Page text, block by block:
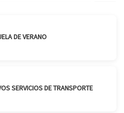
DE VERANO
SERVICIOS DE TRANSPORTE